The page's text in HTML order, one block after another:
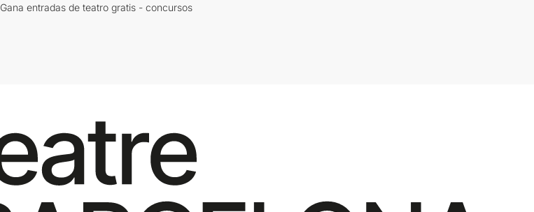
Gana entradas de teatro gratis - concursos